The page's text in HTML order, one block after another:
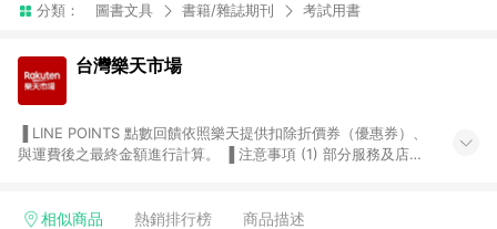
分類： 圖書文具 書籍/雜誌期刊 考試用書
台灣樂天市場
與運費後之最終金額進行計算。 ▐ 注意事項 (1) 部分服務及店家
Smart mobile、神腦生活、JS巨盛、樂天KOBO電子書，請詳閱
相似商品 熱銷排行榜 商品描述